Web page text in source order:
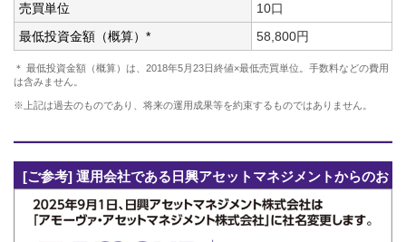
売買単位
10口
最低投資金額（概算）*
58,800円
＊ 最低投資金額（概算）は、2018年5月23日終値×最低売買単位。手数料などの費用
は含みません。
※上記は過去のものであり、将来の運用成果等を約束するものではありません。
[ご参考] 運用会社である日興アセットマネジメントからのお
知らせ